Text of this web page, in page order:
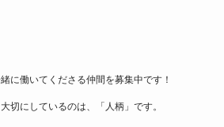
に働いてくださる仲間を募集中です！
切にしているのは、「人柄」です。